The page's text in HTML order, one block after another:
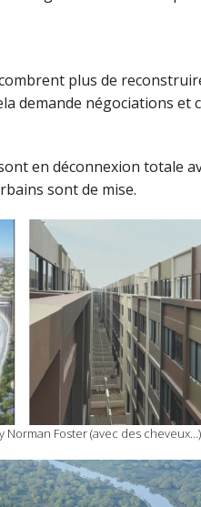
plus de
demande négociations et
en déconnexion totale
sont de mise.
Norman Foster (avec des